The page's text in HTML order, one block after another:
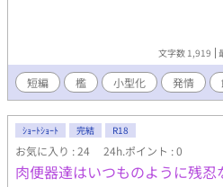
文字数 1,919
短編 檻 小型化 発情
ｼｮｰﾄｼｮｰﾄ 完結 R18
お気に入り : 24 24h.ポイント : 0
肉便器達はいつものように残忍